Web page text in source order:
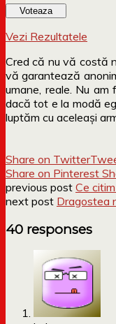
Vezi Rezultatele
Cred că nu vă costă
vă garantează
umane, reale. Nu
dacă tot e la modă
luptăm cu aceleași
Share on Twitter
Share on Pinterest
previous post Ce
next post Dragostea
40 responses